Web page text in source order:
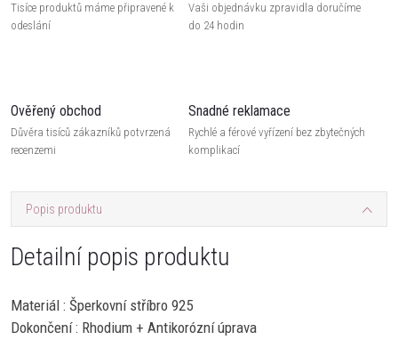
Tisíce produktů máme připravené k
odeslání
Vaši objednávku zpravidla doručíme
do 24 hodin
Ověřený obchod
Důvěra tisíců zákazníků potvrzená
recenzemi
Snadné reklamace
Rychlé a férové vyřízení bez zbytečných
komplikací
Popis produktu
Detailní popis produktu
Materiál : Šperkovní stříbro 925
Dokončení : Rhodium + Antikorózní úprava